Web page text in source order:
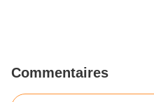
Commentaires